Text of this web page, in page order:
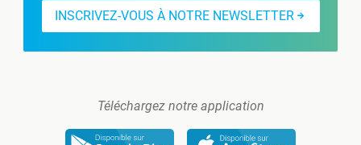
INSCRIVEZ-VOUS À NOTRE NEWSLETTER
Téléchargez notre application